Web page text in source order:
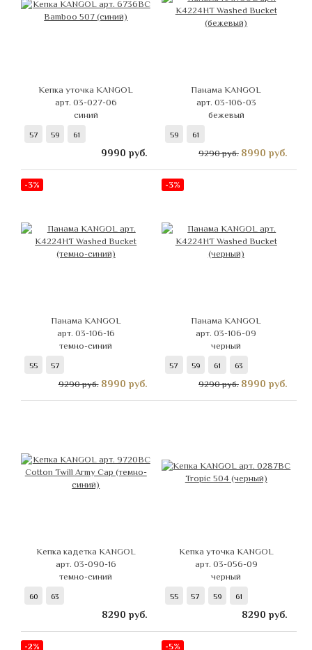
Кепка уточка KANGOL
арт. 03-027-06
синий
57 59 61
9990 руб.
Панама KANGOL
арт. 03-106-03
бежевый
59 61
9290 руб. 8990 руб.
-3%
Панама KANGOL
арт. 03-106-16
темно-синий
55 57
9290 руб. 8990 руб.
-3%
Панама KANGOL
арт. 03-106-09
черный
57 59 61 63
9290 руб. 8990 руб.
Кепка кадетка KANGOL
арт. 03-090-16
темно-синий
60 63
8290 руб.
Кепка уточка KANGOL
арт. 03-056-09
черный
55 57 59 61
8290 руб.
-2% -5%